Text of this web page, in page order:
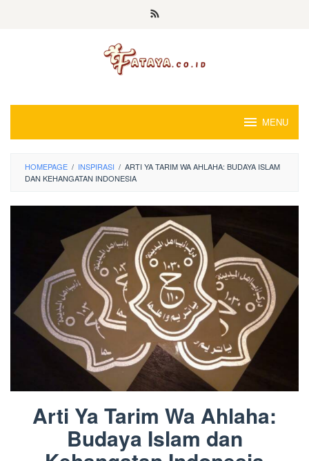
MENU
HOMEPAGE / INSPIRASI / ARTI YA TARIM WA AHLAHA: BUDAYA ISLAM
DAN KEHANGATAN INDONESIA
Arti Ya Tarim Wa Ahlaha:
Budaya Islam dan